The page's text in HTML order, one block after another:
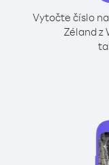
Vytočte číslo
Zéland z